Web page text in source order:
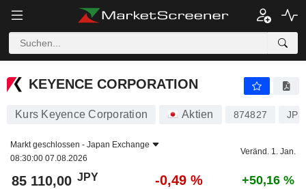
KEYENCE CORPORATION
KEYENCE CORPORATION
Kurs Keyence Corporation Aktien 874827
Markt geschlossen - Japan Exchange
08:30:00 07.08.2026
Veränd. 1. Jan.
85 110,00 JPY -0,49 % +50,16 %